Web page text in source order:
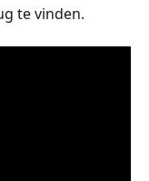
te vinden.